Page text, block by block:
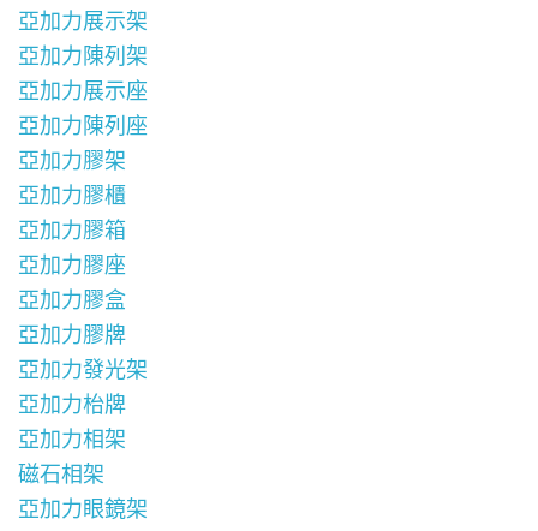
亞加力展示架
亞加力陳列架
亞加力展示座
亞加力陳列座
亞加力膠架
亞加力膠櫃
亞加力膠箱
亞加力膠座
亞加力膠盒
亞加力膠牌
亞加力發光架
亞加力枱牌
亞加力相架
磁石相架
亞加力眼鏡架